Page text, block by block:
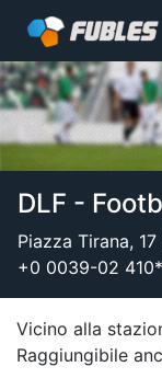
DLF -
Piazza Tirana,
+0 0039-02
Vicino alla
Raggiungibile